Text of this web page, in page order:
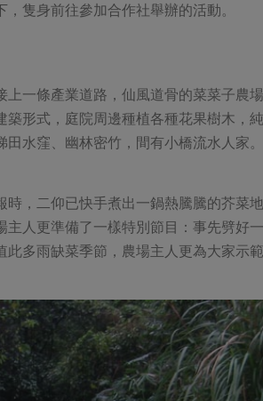
隻身前往參加合作社舉辦的活動。
一條產業道路，仙風道骨的菜菜子農
形式，庭院周邊種植各種花果樹木，
水窪、幽林密竹，間有小橋流水人家
，二仰已快手煮出一鍋熱騰騰的芥菜
人更準備了一樣特別節目：事先劈好
多雨缺菜季節，農場主人更為大家示